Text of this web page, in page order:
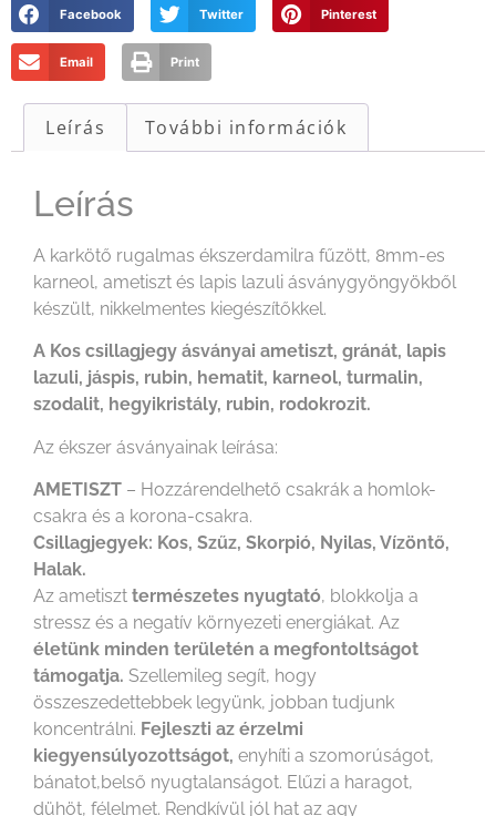
Facebook Twitter Pinterest
Email Print
Leírás További információk
Leírás
A karkötő rugalmas ékszerdamilra fűzött, 8mm-es
karneol, ametiszt és lapis lazuli ásványgyöngyökből
készült, nikkelmentes kiegészítőkkel.
A Kos csillagjegy ásványai ametiszt, gránát, lapis
lazuli, jáspis, rubin, hematit, karneol, turmalin,
szodalit, hegyikristály, rubin, rodokrozit.
Az ékszer ásványainak leírása:
AMETISZT – Hozzárendelhető csakrák a homlok-
csakra és a korona-csakra.
Csillagjegyek: Kos, Szűz, Skorpió, Nyilas, Vízöntő,
Halak.
Az ametiszt természetes nyugtató, blokkolja a
stressz és a negatív környezeti energiákat. Az
életünk minden területén a megfontoltságot
támogatja. Szellemileg segít, hogy
összeszedettebbek legyünk, jobban tudjunk
koncentrálni. Fejleszti az érzelmi
kiegyensúlyozottságot, enyhíti a szomorúságot,
bánatot,belső nyugtalanságot. Elűzi a haragot,
dühöt, félelmet. Rendkívül jól hat az agy